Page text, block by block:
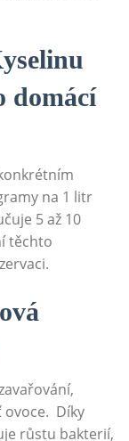
‍domácí
na 1 litr
5 až 10
těchto
⁢ Díky
růstu bakterií,